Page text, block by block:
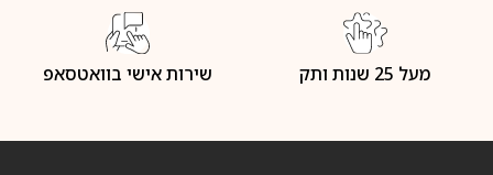
מעל 25 שנות ותק שירות אישי בוואטסאפ